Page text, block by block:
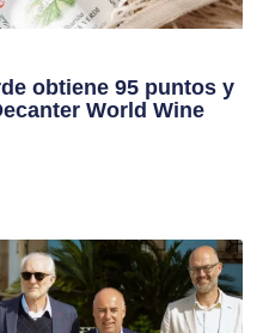
obtiene 95 puntos y
World Wine